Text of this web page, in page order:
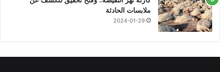
ملابسات الحادثة
2024-01-29